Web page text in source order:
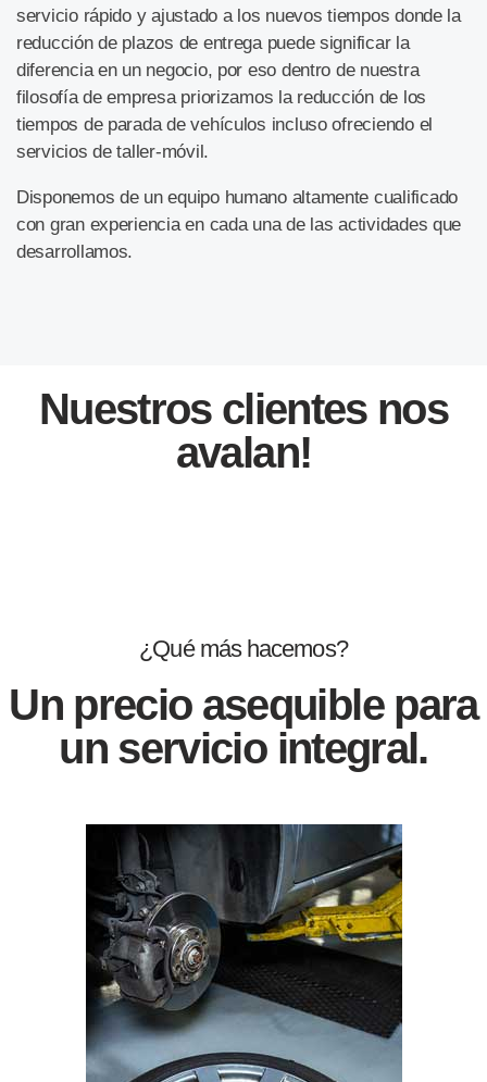
servicio rápido y ajustado a los nuevos tiempos donde la
reducción de plazos de entrega puede significar la
diferencia en un negocio, por eso dentro de nuestra
filosofía de empresa priorizamos la reducción de los
tiempos de parada de vehículos incluso ofreciendo el
servicios de taller-móvil.
Disponemos de un equipo humano altamente cualificado
con gran experiencia en cada una de las actividades que
desarrollamos.
Nuestros clientes nos
avalan!
¿Qué más hacemos?
Un precio asequible para
un servicio integral.